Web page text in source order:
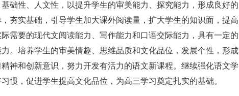
础性、人文性，以提升学生的审美能力、探究能力，形成良好的
夯实基础，引导学生加大课外阅读量，扩大学生的知识面，提高
需要的现代文阅读能力、写作能力和口语交际能力，具有一定的
。培养学生的审美情趣、思维品质和文化品位，发展个性，形成
神和创新意识，努力开发有活力的语文新课程。继续强化语文学
惯，促进学生提高文化品位，为高三学习奠定扎实的基础。